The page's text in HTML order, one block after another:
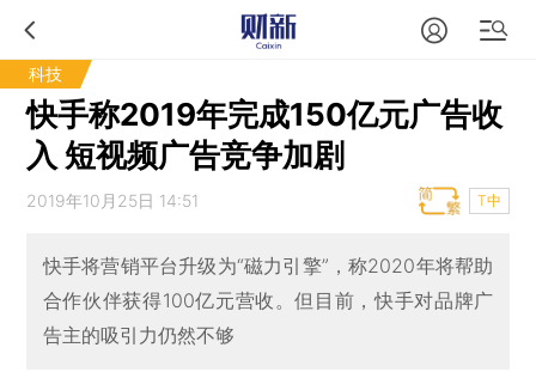
科技
快手称2019年完成150亿元广告收
入 短视频广告竞争加剧
2019年10月25日 14:51 T中
快手将营销平台升级为“磁力引擎”，称2020年将帮助
合作伙伴获得100亿元营收。但目前，快手对品牌广
告主的吸引力仍然不够